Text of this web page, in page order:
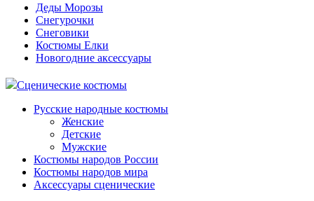
Деды Морозы
Снегурочки
Снеговики
Костюмы Елки
Новогодние аксессуары
Сценические костюмы
Русские народные костюмы
Женские
Детские
Мужские
Костюмы народов России
Костюмы народов мира
Аксессуары сценические